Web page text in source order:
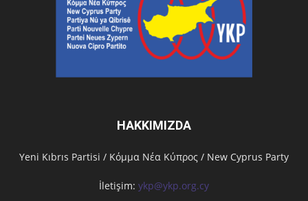
HAKKIMIZDA
Υeni Kıbrıs Partisi / Κόμμα Νέα Κύπρος / New Cyprus Party
İletişim: ykp@ykp.org.cy